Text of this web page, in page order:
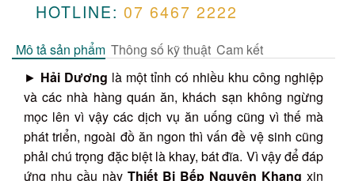
HOTLINE: 07 6467 2222
Mô tả sản phẩm Thông số kỹ thuật Cam kết
► Hải Dương là một tỉnh có nhiều khu công nghiệp
và các nhà hàng quán ăn, khách sạn không ngừng
mọc lên vì vậy các dịch vụ ăn uống cũng vì thế mà
phát triển, ngoài đồ ăn ngon thì vấn đề vệ sinh cũng
phải chú trọng đặc biệt là khay, bát đĩa. Vì vậy để đáp
ứng nhu cầu này Thiết Bị Bếp Nguyên Khang xin